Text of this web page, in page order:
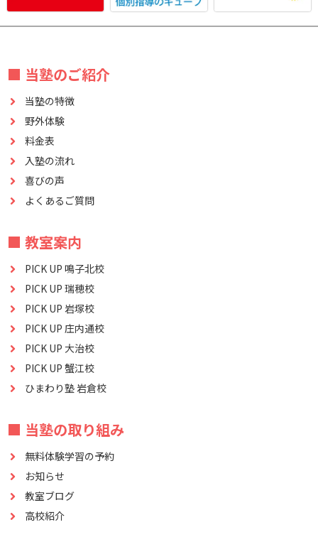
■ 当塾のご紹介
当塾の特徴
野外体験
料金表
入塾の流れ
喜びの声
よくあるご質問
■ 教室案内
PICK UP 鳴子北校
PICK UP 瑞穂校
PICK UP 岩塚校
PICK UP 庄内通校
PICK UP 大治校
PICK UP 蟹江校
ひまわり塾 岩倉校
■ 当塾の取り組み
無料体験学習の予約
お知らせ
教室ブログ
高校紹介